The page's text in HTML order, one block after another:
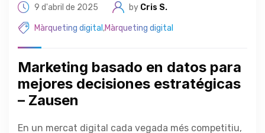
9 d'abril de 2025 by Cris S.
Màrqueting digital ,Màrqueting digital
Marketing basado en datos para
mejores decisiones estratégicas
– Zausen
En un mercat digital cada vegada més competitiu,